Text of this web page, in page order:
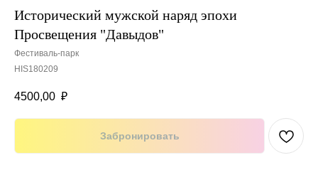
Исторический мужской наряд эпохи
Просвещения "Давыдов"
Фестиваль-парк
HIS180209
4500,00 ₽
Забронировать